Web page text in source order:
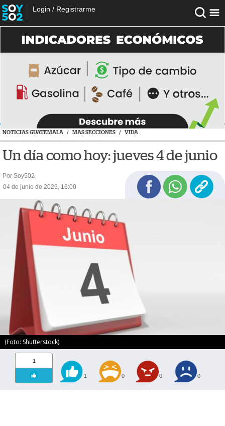
Login / Registrarme
NOTICIAS GUATEMALA / MAS SECCIONES / VIDA
Un día como hoy: jueves 4 de junio
Por Soy502
04 de junio de 2026, 16:00
(Foto: Shutterstock)
1
1 0 0 0